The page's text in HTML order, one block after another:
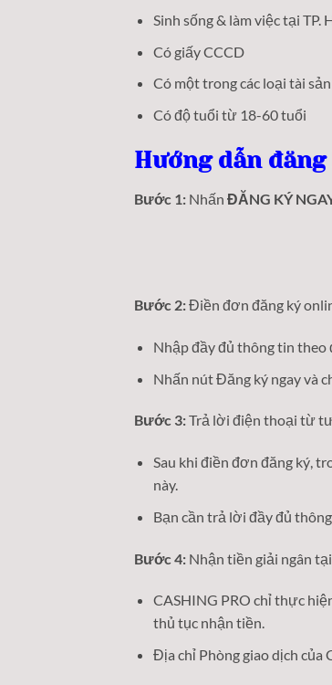
Sinh sống & làm việc tại TP.
Có giấy CCCD
Có một trong các loại tài
Có độ tuổi từ 18-60 tuổi
Hướng dẫn đăng
Bước 1: Nhấn ĐĂNG KÝ
Bước 2:Điền đơn đăng ký
Nhập đầy đủ thông tin theo
Nhấn nút Đăng ký ngay và
Bước 3:Trả lời điện thoại từ
Sau khi điền đơn đăng ký,
này.
Bạn cần trả lời đầy đủ
Bước 4: Nhận tiền giải ngân
CASHING PRO chỉ thực
thủ tục nhận tiền.
Địa chỉ Phòng giao dịch của